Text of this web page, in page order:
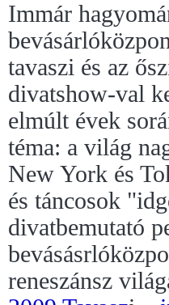
Immár
tavaszi és az
divatshow-val
elmúlt évek
téma: a világ
New York és
és táncosok
divatbemutató
reneszánsz